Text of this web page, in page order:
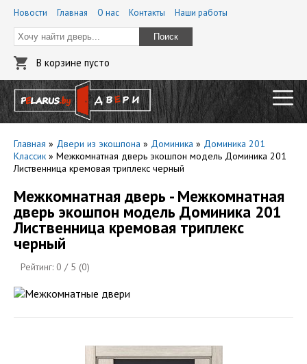
Новости Главная О нас Контакты Наши работы
Поиск
В корзине пусто
Главная » Двери из экошпона » Доминика » Доминика 201
Классик » Межкомнатная дверь экошпон модель Доминика 201
Лиственница кремовая триплекс черный
Межкомнатная дверь - Межкомнатная
дверь экошпон модель Доминика 201
Лиственница кремовая триплекс
черный
Рейтинг: 0 / 5 (0)